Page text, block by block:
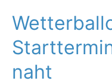
naht